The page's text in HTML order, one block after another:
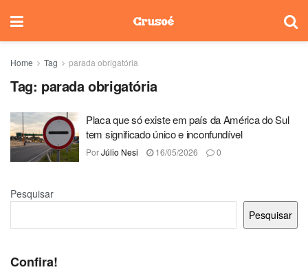
Home Tag parada obrigatória
Tag: parada obrigatória
Placa que só existe em país da América do Sul
tem significado único e inconfundível
PorJúlio Nesi 16/05/2026 0
Pesquisar
Pesquisar
Confira!